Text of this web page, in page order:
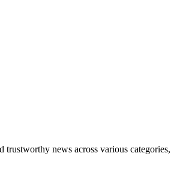
news across various categories,